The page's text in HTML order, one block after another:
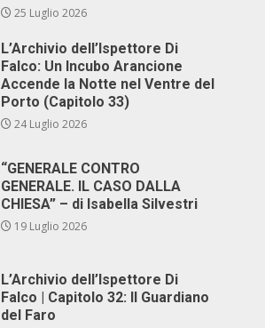
25 Luglio 2026
L’Archivio dell’Ispettore Di
Falco: Un Incubo Arancione
Accende la Notte nel Ventre del
Porto (Capitolo 33)
24 Luglio 2026
“GENERALE CONTRO
GENERALE. IL CASO DALLA
CHIESA” – di Isabella Silvestri
19 Luglio 2026
L’Archivio dell’Ispettore Di
Falco | Capitolo 32: Il Guardiano
del Faro